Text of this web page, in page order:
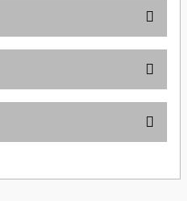
formunu kullanarak tarafımıza